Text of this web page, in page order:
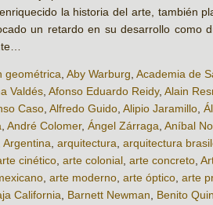
la historia del arte, también
un retardo en su desarrollo como
geométrica, Aby Warburg, Academia de
Valdés, Afonso Eduardo Reidy, Alain
Caso, Alfredo Guido, Alipio Jaramillo,
, André Colomer, Ángel Zárraga, Aníbal
Argentina, arquitectura, arquitectura
cinético, arte colonial, arte concreto,
, arte moderno, arte óptico, arte
California, Barnett Newman, Benito